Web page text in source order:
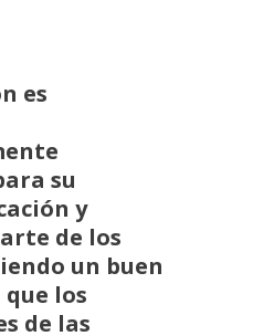
es
su
y
de los
un buen
los
de las